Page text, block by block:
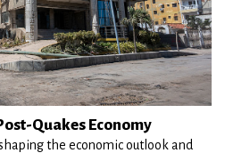
Quakes Economy
the economic outlook and